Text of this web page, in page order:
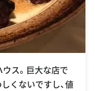
ス。巨大な店で
くないですし、値